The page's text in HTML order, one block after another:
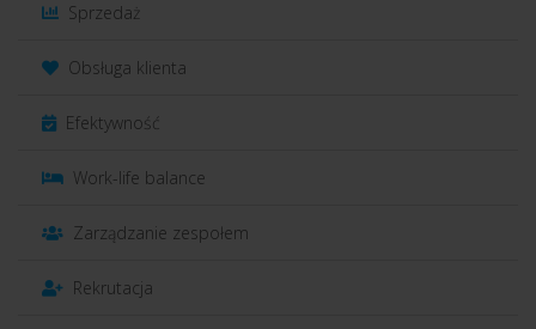
Sprzedaż
Obsługa klienta
Efektywność
Work-life balance
Zarządzanie zespołem
Rekrutacja